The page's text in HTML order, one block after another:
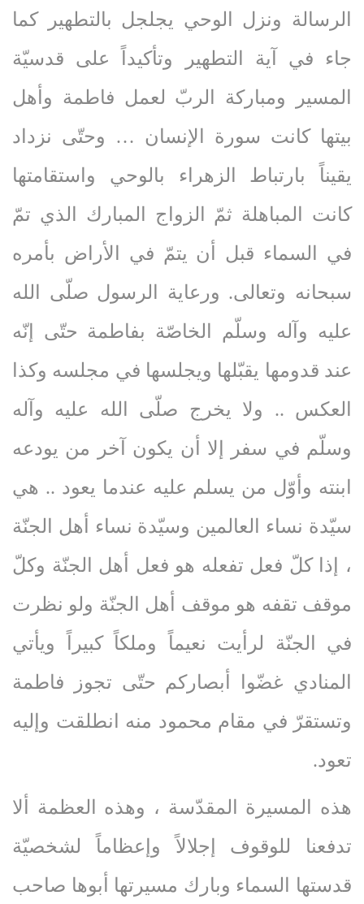
الرسالة ونزل الوحي يجلجل بالتطهير كما
جاء في آية التطهير وتأكيداً على قدسيّة
المسير ومباركة الربّ لعمل فاطمة وأهل
بيتها كانت سورة الإنسان … وحتّى نزداد
يقيناً بارتباط الزهراء بالوحي واستقامتها
كانت المباهلة ثمّ الزواج المبارك الذي تمّ
في السماء قبل أن يتمّ في الأراض بأمره
سبحانه وتعالى. ورعاية الرسول صلّى‌ الله‌
عليه‌ وآله‌ وسلّم الخاصّة بفاطمة حتّى إنّه
عند قدومها يقبّلها ويجلسها في مجلسه وكذا
العكس .. ولا يخرج صلّى‌ الله‌ عليه‌ وآله‌
وسلّم في سفر إلا أن يكون آخر من يودعه
ابنته وأوّل من يسلم عليه عندما يعود .. هي
سيّدة نساء العالمين وسيّدة نساء أهل الجنّة
، إذا كلّ فعل تفعله هو فعل أهل الجنّة وكلّ
موقف تقفه هو موقف أهل الجنّة ولو نظرت
في الجنّة لرأيت نعيماً وملكاً كبيراً ويأتي
المنادي غضّوا أبصاركم حتّى تجوز فاطمة
وتستقرّ في مقام محمود منه انطلقت وإليه
تعود.
هذه المسيرة المقدّسة ، وهذه العظمة ألا
تدفعنا للوقوف إجلالاً وإعظاماً لشخصيّة
قدستها السماء وبارك مسيرتها أبوها صاحب